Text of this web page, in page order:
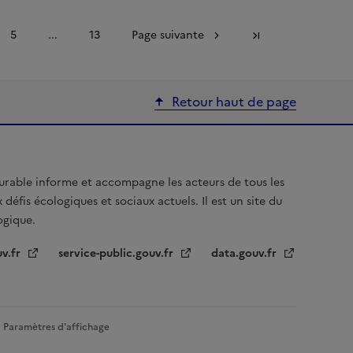
5 ... 13 Page suivante
Retour haut de page
informe et accompagne les acteurs de tous les
écologiques et sociaux actuels. Il est un site du
service-public.gouv.fr data.gouv.fr
Paramètres d'affichage